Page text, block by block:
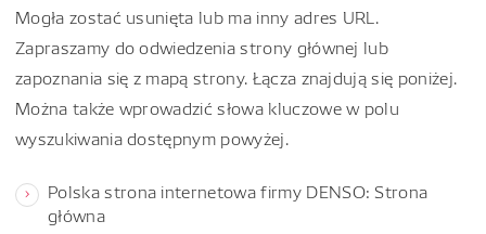
Mogła zostać usunięta lub ma inny adres URL.
Zapraszamy do odwiedzenia strony głównej lub
zapoznania się z mapą strony. Łącza znajdują się poniżej.
Można także wprowadzić słowa kluczowe w polu
wyszukiwania dostępnym powyżej.
Polska strona internetowa firmy DENSO: Strona
główna